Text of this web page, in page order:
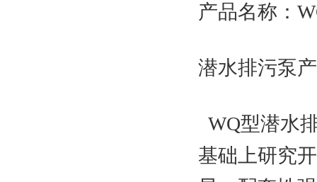
产品名称：
潜水排污泵
WQ型潜水
基础上研究